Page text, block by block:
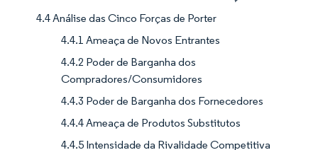
4.4 Análise das Cinco Forças de Porter
4.4.1 Ameaça de Novos Entrantes
4.4.2 Poder de Barganha dos
Compradores/Consumidores
4.4.3 Poder de Barganha dos Fornecedores
4.4.4 Ameaça de Produtos Substitutos
4.4.5 Intensidade da Rivalidade Competitiva